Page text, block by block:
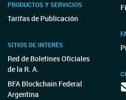
PRODUCTOS Y SERVICIOS
Tarifas de Publicación
SITIOS DE INTERÉS
Red de Boletines Oficiales
de la R. A.
BFA Blockchain Federal
Argentina